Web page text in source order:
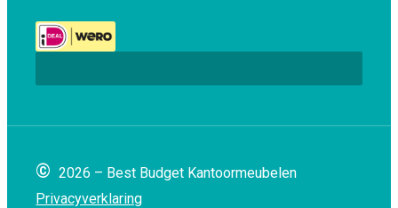
© 2026 – Best Budget Kantoormeubelen
Privacyverklaring